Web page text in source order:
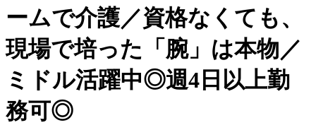
ームで介護／資格なくても、
現場で培った「腕」は本物／
ミドル活躍中◎週4日以上勤
務可◎